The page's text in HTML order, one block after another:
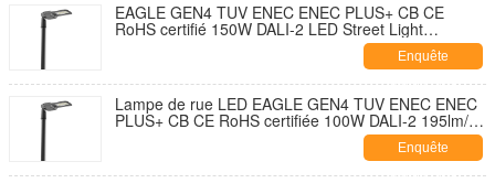
EAGLE GEN4 TUV ENEC ENEC PLUS+ CB CE
RoHS certifié 150W DALI-2 LED Street Light
195lm/W Avec 7 PIN NEMA Socket Shorting Cap et
10KV SPD Développement sans outil et sans
ouverture et autodécouvrant
Enquête
maintenant
Lampe de rue LED EAGLE GEN4 TUV ENEC ENEC
PLUS+ CB CE RoHS certifiée 100W DALI-2 195lm/W
avec capuchon de fermeture de douille NEMA 7
broches et parasurtenseur 10KV Conception à
ouverture sans outil et autonettoyante
Enquête
maintenant